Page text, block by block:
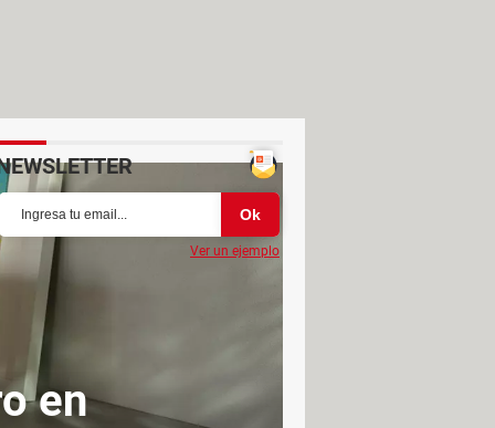
en
Ver un ejemplo